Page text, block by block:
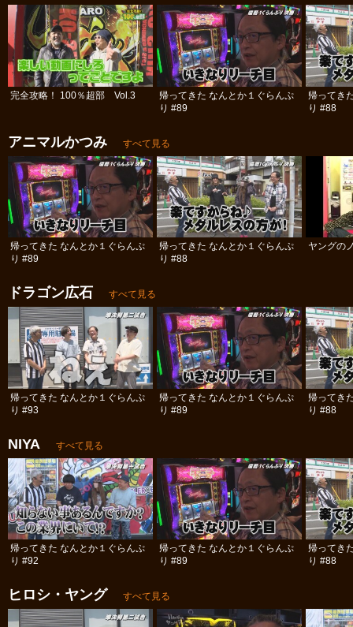
完全攻略！ 100％超部 Vol.3
帰ってきた なんとか１ぐらんぷ
り #89
帰ってき
り #88
アニマルかつみ すべて見る
帰ってきた なんとか１ぐらんぷ
り #89
帰ってきた なんとか１ぐらんぷ
り #88
ヤングの
ドラゴン広石 すべて見る
帰ってきた なんとか１ぐらんぷ
り #93
帰ってきた なんとか１ぐらんぷ
り #89
帰ってき
り #88
NIYA すべて見る
帰ってきた なんとか１ぐらんぷ
り #92
帰ってきた なんとか１ぐらんぷ
り #89
帰ってき
り #88
ヒロシ・ヤング すべて見る